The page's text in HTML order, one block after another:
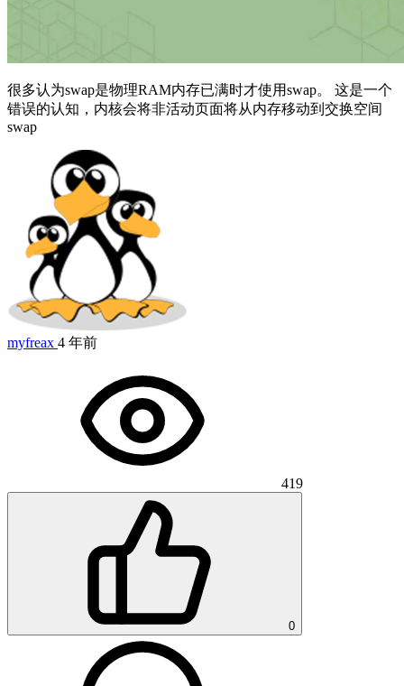
很多认为swap是物理RAM内存已满时才使用swap。 这是一个
错误的认知，内核会将非活动页面将从内存移动到交换空间
swap
myfreax 4 年前
419
0